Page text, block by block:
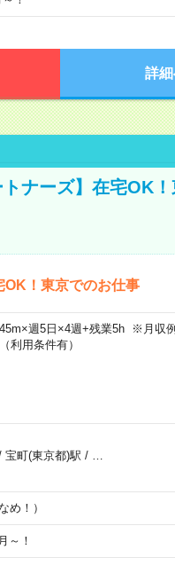
詳
ナーズ】在宅OK
OK！東京でのお仕事
週5日×4週+残業5h ※月収
利用条件有）
宝町(東京都)駅 /
め！）
～！